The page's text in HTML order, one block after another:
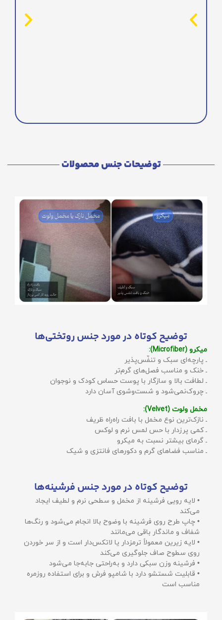
توضیحات جنس محصولات
توضیح کوتاه در مورد جنس روتختی‌ها
میکرو (Microfiber):
ـ پارچه‌ای سبک و تنفّس‌پذیر
ـ خنک و مناسب فصل‌های گرم‌تر
ـ لطافت بالا و سازگار با پوست حساس کودک و نوجوان
ـ چروک‌نمی‌شود و شست‌وشوی آسان دارد
مخمل ولوت (Velvet):
ـ نازک‌ترین نوع مخمل با بافت راه‌راه ظریف
ـ کمی پرزدار با حس لمس نرم و لوکس
ـ گرمای بیشتر نسبت به میکرو
ـ مناسب فضاهای گرم و دکورهای فانتزی و شیک
توضیح کوتاه در مورد جنس فرشینه‌ها
• لایه رویی فرشینه از مخمل و سطحی نرم و لطیف ایجاد
می‌کند
• چاپ طرح روی فرشینه با وضوح بالا انجام می‌شود و رنگ‌ها
شفاف و ماندگار باقی می‌مانند
• لایه زیرین معمولاً ترمزدار یا لاتکس‌دار است و از سر خوردن
روی سطوح صاف جلوگیری می‌کند
• فرشینه وزن سبکی دارد و به‌راحتی جابه‌جا می‌شود
• قابلیت شستشو دارد با شامپو فرش و برای استفاده روزمره
مناسب است